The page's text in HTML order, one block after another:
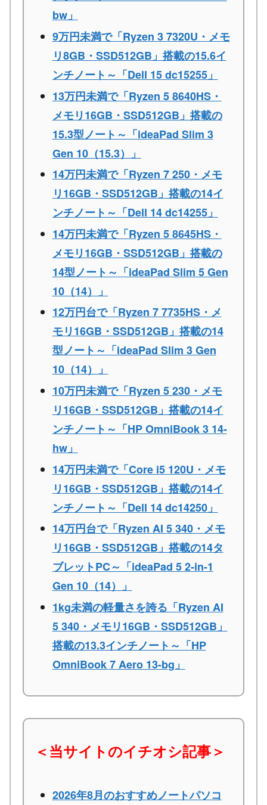
bw」
9万円未満で「Ryzen 3 7320U・メモ
リ8GB・SSD512GB」搭載の15.6イ
ンチノート～「Dell 15 dc15255」
13万円未満で「Ryzen 5 8640HS・
メモリ16GB・SSD512GB」搭載の
15.3型ノート～「ideaPad Slim 3
Gen 10（15.3）」
14万円未満で「Ryzen 7 250・メモ
リ16GB・SSD512GB」搭載の14イ
ンチノート～「Dell 14 dc14255」
14万円未満で「Ryzen 5 8645HS・
メモリ16GB・SSD512GB」搭載の
14型ノート～「ideaPad Slim 5 Gen
10（14）」
12万円台で「Ryzen 7 7735HS・メ
モリ16GB・SSD512GB」搭載の14
型ノート～「ideaPad Slim 3 Gen
10（14）」
10万円未満で「Ryzen 5 230・メモ
リ16GB・SSD512GB」搭載の14イ
ンチノート～「HP OmniBook 3 14-
hw」
14万円未満で「Core i5 120U・メモ
リ16GB・SSD512GB」搭載の14イ
ンチノート～「Dell 14 dc14250」
14万円台で「Ryzen AI 5 340・メモ
リ16GB・SSD512GB」搭載の14タ
ブレットPC～「ideaPad 5 2-in-1
Gen 10（14）」
1kg未満の軽量さを誇る「Ryzen AI
5 340・メモリ16GB・SSD512GB」
搭載の13.3インチノート～「HP
OmniBook 7 Aero 13-bg」
＜当サイトのイチオシ記事＞
2026年8月のおすすめノートパソコ